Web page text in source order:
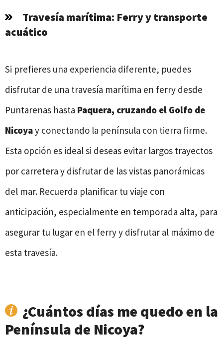
Travesía marítima: Ferry y transporte
acuático
Si prefieres una experiencia diferente, puedes
disfrutar de una travesía marítima en ferry desde
Puntarenas hasta Paquera, cruzando el Golfo de
Nicoyay conectando la península con tierra firme.
Esta opción es ideal si deseas evitar largos trayectos
por carretera y disfrutar de las vistas panorámicas
del mar. Recuerda planificar tu viaje con
anticipación, especialmente en temporada alta, para
asegurar tu lugar en el ferry y disfrutar al máximo de
esta travesía.
¿Cuántos días me quedo en la
Península de Nicoya?